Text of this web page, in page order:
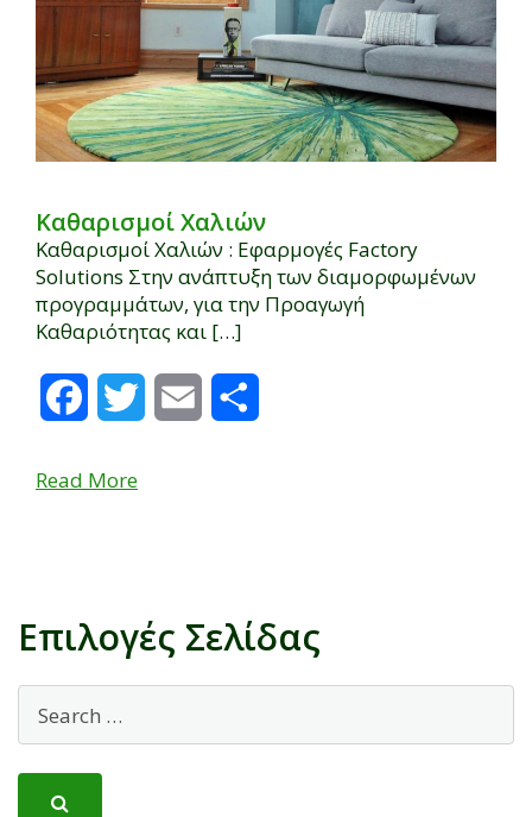
Καθαρισμοί Χαλιών
Καθαρισμοί Χαλιών : Εφαρμογές Factory
Solutions Στην ανάπτυξη των διαμορφωμένων
προγραμμάτων, για την Προαγωγή
Καθαριότητας και […]
FacebookTwitter Email
Read More
Επιλογές Σελίδας